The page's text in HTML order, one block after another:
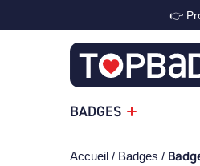
👉
BADGES
Accueil Badges